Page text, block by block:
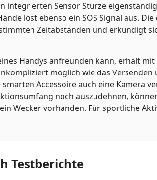
integrierten Sensor Stürze
löst ebenso ein SOS Signal aus.
Zeitabständen und erkundigt
Handys anfreunden kann, erhält
möglich wie das
Accessoire auch eine Kamera
noch auszudehnen,
Wecker vorhanden. Für sportliche
Testberichte